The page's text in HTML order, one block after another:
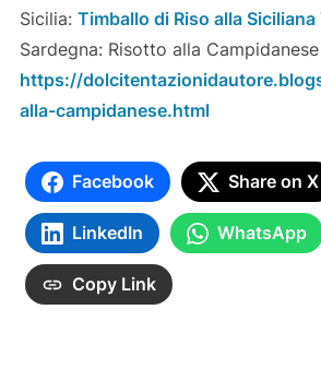
Sicilia: Timballo di Riso alla
Sardegna: Risotto alla Campidanese
https://
alla-campidanese.html
Facebook Share on X
LinkedIn WhatsApp
Copy Link